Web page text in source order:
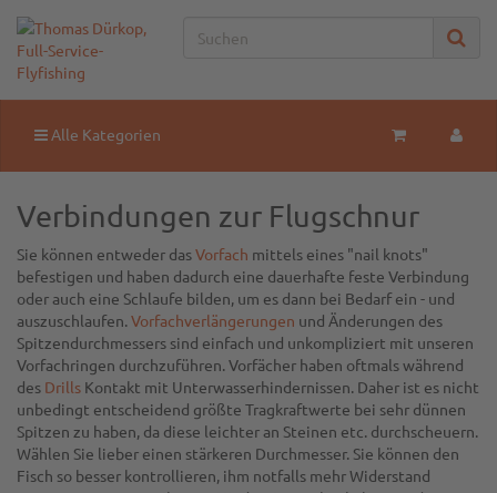
Alle Kategorien
Verbindungen zur Flugschnur
Sie können entweder dasVorfach mittels eines "nail knots"
befestigen und haben dadurch eine dauerhafte feste Verbindung
oder auch eine Schlaufe bilden, um es dann bei Bedarf ein - und
auszuschlaufen.Vorfachverlängerungen und Änderungen des
Spitzendurchmessers sind einfach und unkompliziert mit unseren
Vorfachringen durchzuführen. Vorfächer haben oftmals während
des Drills Kontakt mit Unterwasserhindernissen. Daher ist es nicht
unbedingt entscheidend größte Tragkraftwerte bei sehr dünnen
Spitzen zu haben, da diese leichter an Steinen etc. durchscheuern.
Wählen Sie lieber einen stärkeren Durchmesser. Sie können den
Fisch so besser kontrollieren, ihm notfalls mehr Widerstand